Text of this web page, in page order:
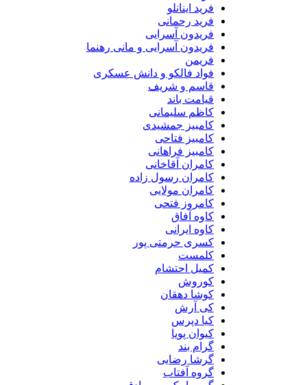
فرید اینانلو
فرید رحمانی
فریدون آسرایی
فریدون آسرایی و مانی رهنما
فریمن
فواد فالکو و دانش عسکری
قاسم و شریف
قیامت باند
کاظم سلیمانی
کامبیز جمشیدی
کامبیز فتاحی
کامبیز فراهانی
کامران آقاخانی
کامران رسول زاده
کامران مولایی
کامروز فتحی
کاوه آفاق
کاوه ایرانی
کسری حرمتی پور
کلمست
کمیل احتشام
کوروش
کوشا دهقان
کی آرش
کیا دپرس
کیوان پویا
گرام بند
گرشا رضایی
گروه آفتاب